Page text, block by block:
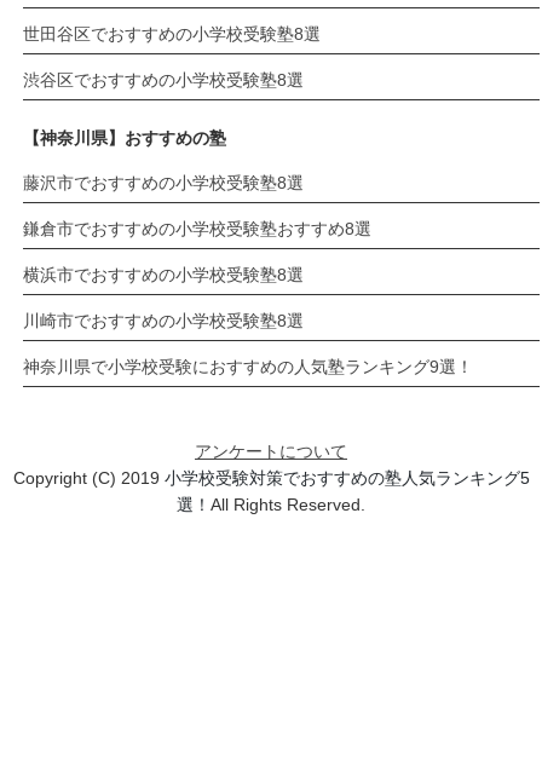
世田谷区でおすすめの小学校受験塾8選
渋谷区でおすすめの小学校受験塾8選
【神奈川県】おすすめの塾
藤沢市でおすすめの小学校受験塾8選
鎌倉市でおすすめの小学校受験塾おすすめ8選
横浜市でおすすめの小学校受験塾8選
川崎市でおすすめの小学校受験塾8選
神奈川県で小学校受験におすすめの人気塾ランキング9選！
アンケートについて
Copyright (C) 2019 小学校受験対策でおすすめの塾人気ランキング5
選！ All Rights Reserved.